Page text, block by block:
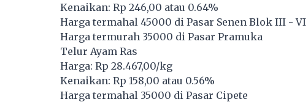
Kenaikan: Rp 246,00 atau 0.64%
Harga termahal 45000 di Pasar Senen Blok III - VI
Harga termurah 35000 di Pasar Pramuka
Telur Ayam Ras
Harga: Rp 28.467,00/kg
Kenaikan: Rp 158,00 atau 0.56%
Harga termahal 35000 di Pasar Cipete